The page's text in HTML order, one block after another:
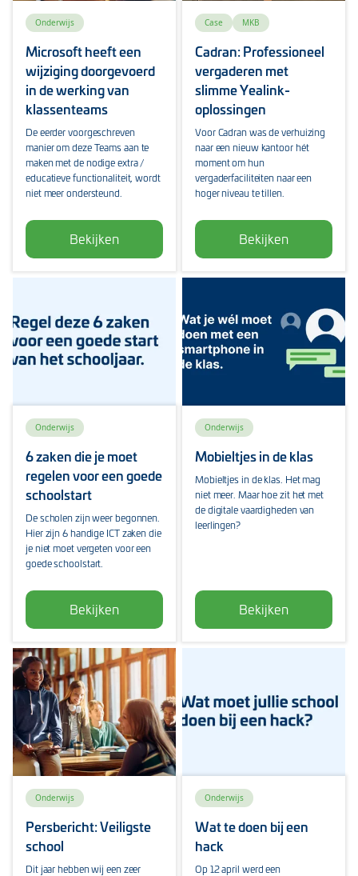
Onderwijs
Microsoft heeft een
wijziging doorgevoerd
in de werking van
klassenteams
De eerder voorgeschreven
manier om deze Teams aan te
maken met de nodige extra /
educatieve functionaliteit, wordt
niet meer ondersteund.
Bekijken
Case MKB
Cadran: Professioneel
vergaderen met
slimme Yealink-
oplossingen
Voor Cadran was de verhuizing
naar een nieuw kantoor hét
moment om hun
vergaderfaciliteiten naar een
hoger niveau te tillen.
Bekijken
Onderwijs
6 zaken die je moet
regelen voor een goede
schoolstart
De scholen zijn weer begonnen.
Hier zijn 6 handige ICT zaken die
je niet moet vergeten voor een
goede schoolstart.
Bekijken
Onderwijs
Mobieltjes in de klas
Mobieltjes in de klas. Het mag
niet meer. Maar hoe zit het met
de digitale vaardigheden van
leerlingen?
Bekijken
Onderwijs
Persbericht: Veiligste
school
Dit jaar hebben wij een zeer
Onderwijs
Wat te doen bij een
hack
Op 12 april werd een